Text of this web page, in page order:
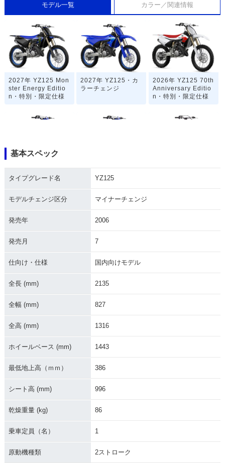
モデル一覧 カラー／関連情報
2027年 YZ125 Mon
ster Energy Editio
n・特別・限定仕様
2027年 YZ125・カ
ラーチェンジ
2026年 YZ125 70th
Anniversary Editio
n・特別・限定仕様
イナーチェンジ
イナーチェンジ
2024年 YZ125・カ
2023年 YZ125 Mon
a Racing Edition・
2022年 YZ125 Mon
ster Energy Yamah
特別・限定仕様
2022年 YZ125・フ
基本スペック
タイプグレード名 YZ125
モデルチェンジ区分 マイナーチェンジ
発売年 2006
発売月 7
仕向け・仕様 国内向けモデル
全長 (mm) 2135
全幅 (mm) 827
全高 (mm) 1316
ホイールベース (mm) 1443
最低地上高（ｍｍ） 386
シート高 (mm) 996
乾燥重量 (kg) 86
乗車定員（名） 1
原動機種類 2ストローク